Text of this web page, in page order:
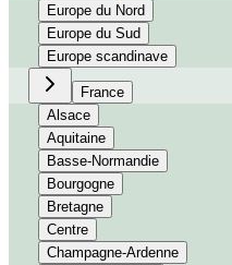
Europe du Nord
Europe du Sud
Europe scandinave
France
Alsace
Aquitaine
Basse-Normandie
Bourgogne
Bretagne
Centre
Champagne-Ardenne